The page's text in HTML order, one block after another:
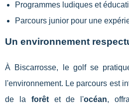
Programmes ludiques et
Parcours junior pour une
Un environnement
À Biscarrosse, le golf se
l'environnement. Le parcours est
de la forêtet de l'océan,